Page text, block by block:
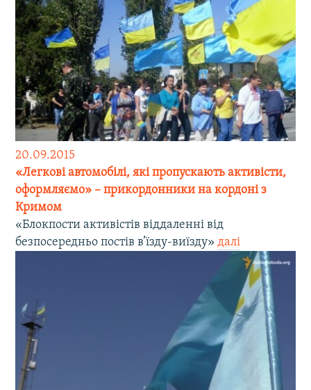
20.09.2015
«Легкові автомобілі, які пропускають активісти,
оформляємо» – прикордонники на кордоні з
Кримом
«Блокпости активістів віддаленні від
безпосередньо постів в’їзду-виїзду» далі